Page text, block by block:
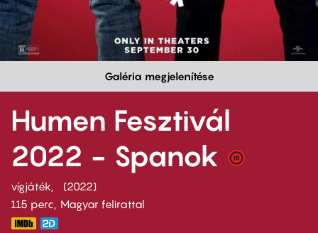
Galéria megjelenítése
Humen Fesztivál
2022 - Spanok
vígjáték
2022
115 perc,
Magyar felirattal